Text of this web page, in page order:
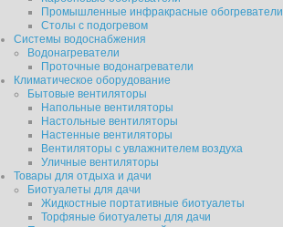
Промышленные инфракрасные обогреватели
Столы с подогревом
Системы водоснабжения
Водонагреватели
Проточные водонагреватели
Климатическое оборудование
Бытовые вентиляторы
Напольные вентиляторы
Настольные вентиляторы
Настенные вентиляторы
Вентиляторы с увлажнителем воздуха
Уличные вентиляторы
Товары для отдыха и дачи
Биотуалеты для дачи
Жидкостные портативные биотуалеты
Торфяные биотуалеты для дачи